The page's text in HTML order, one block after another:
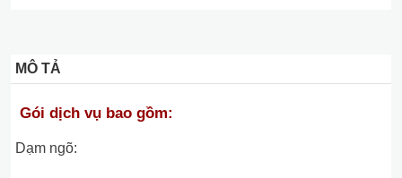
MÔ TẢ
Gói dịch vụ bao gồm:
Dạm ngõ: